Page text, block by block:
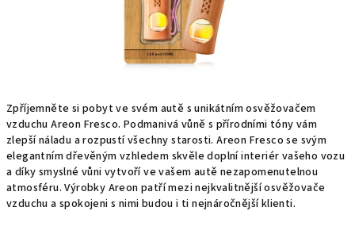
Zpříjemněte si pobyt ve svém autě s unikátním osvěžovačem
vzduchu Areon Fresco. Podmanivá vůně s přírodními tóny vám
zlepší náladu a rozpustí všechny starosti. Areon Fresco se svým
elegantním dřevěným vzhledem skvěle doplní interiér vašeho vozu
a díky smyslné vůni vytvoří ve vašem autě nezapomenutelnou
atmosféru. Výrobky Areon patří mezi nejkvalitnější osvěžovače
vzduchu a spokojeni s nimi budou i ti nejnáročnější klienti.